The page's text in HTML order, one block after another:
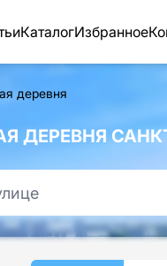
КаталогИзбранное
деревня